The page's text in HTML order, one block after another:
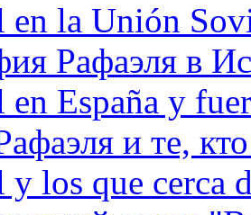
en la Unión
Рафаэля в
en España y
и те,
y los que cerca